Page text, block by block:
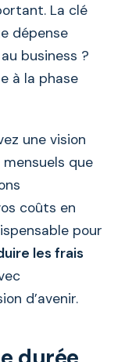
La clé
dépense
business ?
à la phase
une vision
que
coûts en
pour
les frais
d’avenir.